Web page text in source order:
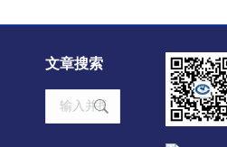
文章搜索
Search: